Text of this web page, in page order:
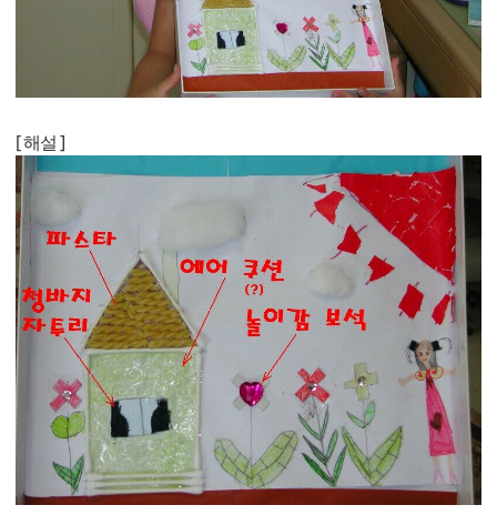
[ 해설 ]